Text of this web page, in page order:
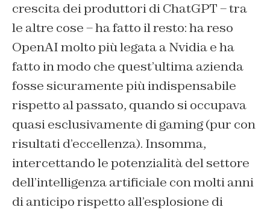
crescita dei produttori di ChatGPT – tra
le altre cose – ha fatto il resto: ha reso
OpenAI molto più legata a Nvidia e ha
fatto in modo che quest’ultima azienda
fosse sicuramente più indispensabile
rispetto al passato, quando si occupava
quasi esclusivamente di gaming (pur con
risultati d’eccellenza). Insomma,
intercettando le potenzialità del settore
dell’intelligenza artificiale con molti anni
di anticipo rispetto all’esplosione di